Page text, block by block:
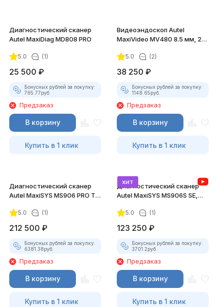
Диагностический сканер
Autel MaxiDiag MD808 PRO
5.0 (1)
25 500 ₽
Бонусных рублей за покупку:
765.77руб.
Предзаказ
В корзину
Купить в 1 клик
Видеоэндоскоп Autel
MaxiVideo MV480 8.5 мм, 2
5.0 (2)
38 250 ₽
Бонусных рублей за покупку:
1148.65руб.
Предзаказ
В корзину
Купить в 1 клик
Диагностический сканер
Autel MaxiSYS MS906 PRO TS,
5.0 (1)
212 500 ₽
Бонусных рублей за покупку:
6381.38руб.
Предзаказ
В корзину
Купить в 1 клик
хит
Диагностический сканер
Autel MaxiSYS MS906S SE,
5.0 (1)
123 250 ₽
Бонусных рублей за покупку:
3701.2руб.
Предзаказ
В корзину
Купить в 1 клик